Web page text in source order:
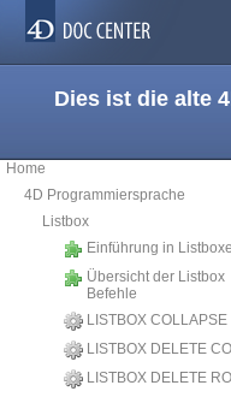
Dies ist die alte
Home
4D Programmiersprache
Listbox
Einführung in
Übersicht der Listbox
Befehle
LISTBOX COLLAPSE
LISTBOX DELETE
LISTBOX DELETE